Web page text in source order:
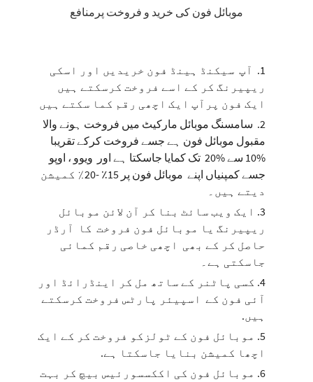
موبائل فون کی خرید و فروخت پرمنافع
آپ سیکنڈ ہینڈ فون خریدیں اور اسکی
ریپیرنگ کر کے اسے فروخت کرسکتے ہیں
ایک فون پرآپ ایک اچھی رقم کما سکتے ہیں
سامسنگ موبائل مارکیٹ میں فروخت ہونے والا
مقبول موبائل فون ہے جسے فروخت کرکےتقریبا
%10
سے%20 تک کمایا جاسکتا ہے اور ویوو ، اوپو
جسےکمپنیاں اپنے موبائل فون پر 15٪ -20٪ کمیشن
دیتے ہیں۔
ایک ویب سائٹ بنا کر آن لائن موبائل
ریپیرنگ یا موبائل فون فروخت کا
آرڈر
حاصل کر کے بھی اچھی خاصی رقم کمائی
جاسکتی ہے۔
کسی پاٹنر کے ساتھ مل کر اینڈرائڈ اور
آئی فون کے اسپیئر پارٹس فروخت کرسکتے
ہیں.
موبائل فون کے ٹولزکو فروخت کر کے ایک
اچھا کمیشن بنایا جاسکتا ہے.
موبائل فون کی اککسسورئیس بیچ کر بہت